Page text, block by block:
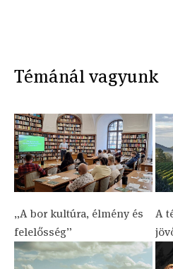
Témánál vagyunk
„A bor kultúra, élmény és
felelősség”
A